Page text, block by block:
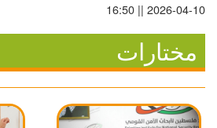
2026-04-10 || 16:50
مختارات